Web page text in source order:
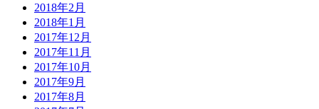
2018年2月
2018年1月
2017年12月
2017年11月
2017年10月
2017年9月
2017年8月